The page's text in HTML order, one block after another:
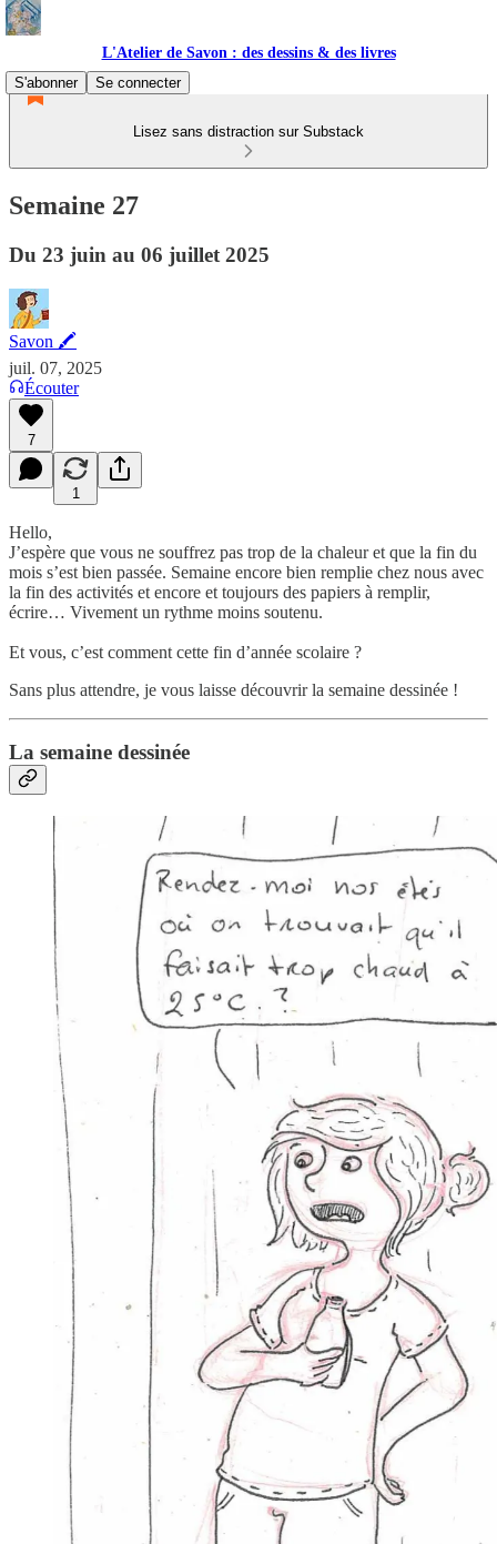
L'Atelier de Savon : des dessins & des livres
S'abonner
Se connecter
Lisez sans distraction sur Substack
Semaine 27
Du 23 juin au 06 juillet 2025
Savon 🖍
juil. 07, 2025
Écouter
7
1
Hello,
J’espère que vous ne souffrez pas trop de la chaleur et que la fin du
mois s’est bien passée. Semaine encore bien remplie chez nous avec
la fin des activités et encore et toujours des papiers à remplir,
écrire… Vivement un rythme moins soutenu.
Et vous, c’est comment cette fin d’année scolaire ?
Sans plus attendre, je vous laisse découvrir la semaine dessinée !
La semaine dessinée